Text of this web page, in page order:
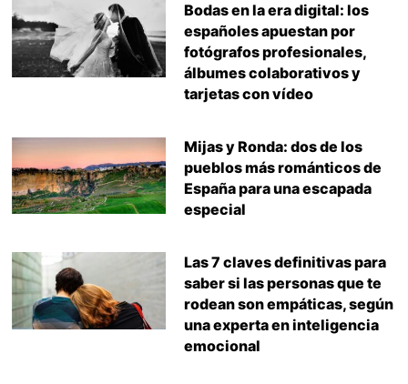
Bodas en la era digital: los
españoles apuestan por
fotógrafos profesionales,
álbumes colaborativos y
tarjetas con vídeo
Mijas y Ronda: dos de los
pueblos más románticos de
España para una escapada
especial
Las 7 claves definitivas para
saber si las personas que te
rodean son empáticas, según
una experta en inteligencia
emocional